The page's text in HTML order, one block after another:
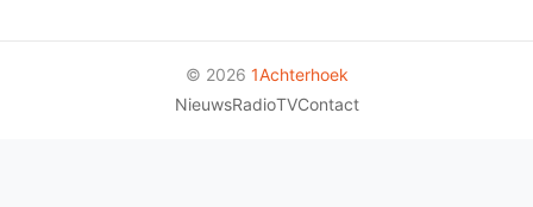
© 2026 1Achterhoek
NieuwsRadioTVContact